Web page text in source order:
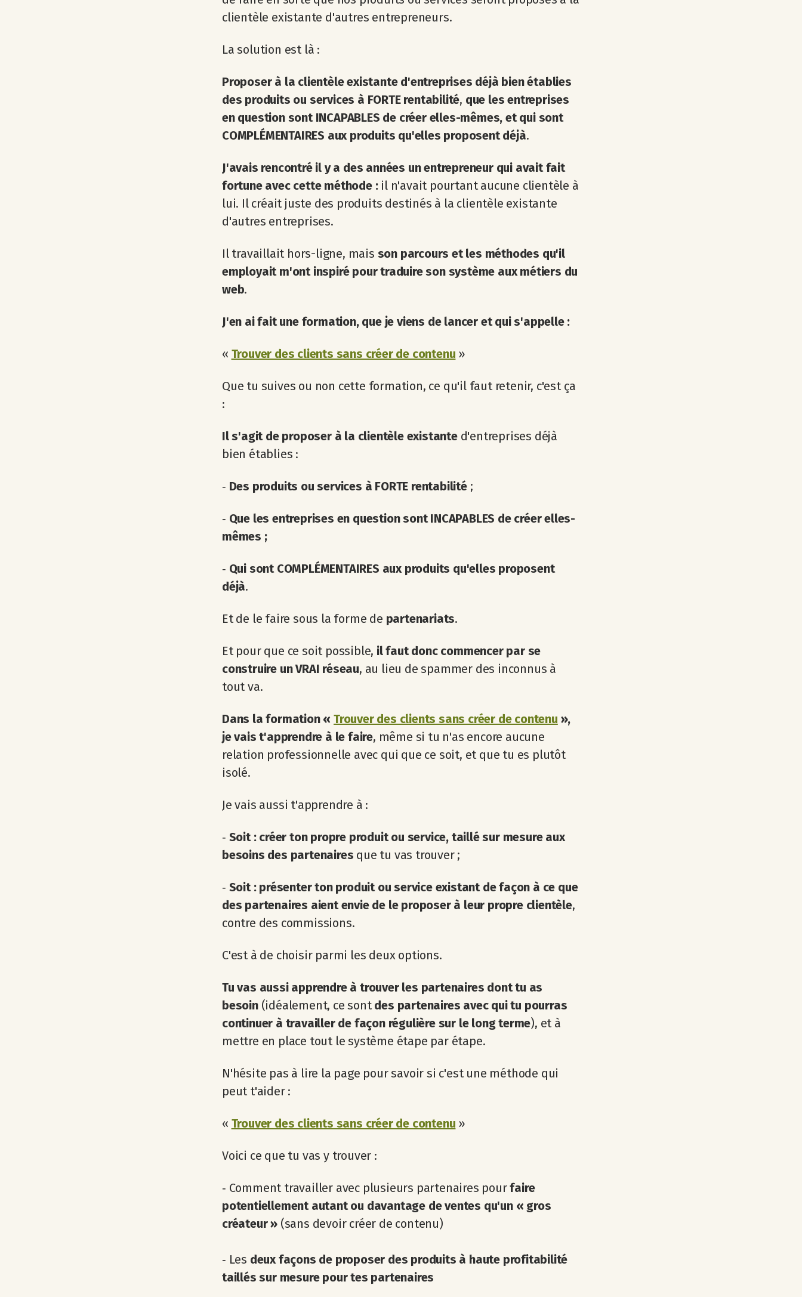
clientèle existante d'autres entrepreneurs.
La solution est là :
Proposer à la clientèle existante d'entreprises déjà bien établies
des produits ou services à FORTE rentabilité, que les entreprises
en question sont INCAPABLES de créer elles-mêmes, et qui sont
COMPLÉMENTAIRES aux produits qu'elles proposent déjà.
J'avais rencontré il y a des années un entrepreneur qui avait fait
fortune avec cette méthode :il n'avait pourtant aucune clientèle à
lui. Il créait juste des produits destinés à la clientèle existante
d'autres entreprises.
Il travaillait hors-ligne, mais son parcours et les méthodes qu'il
employait m'ont inspiré pour traduire son système aux métiers du
web.
J'en ai fait une formation, que je viens de lancer et qui s'appelle :
« Trouver des clients sans créer de contenu »
Que tu suives ou non cette formation, ce qu'il faut retenir, c'est ça
:
Il s'agit de proposer à la clientèle existanted'entreprises déjà
bien établies :
‐ Des produits ou services à FORTE rentabilité;
‐ Que les entreprises en question sont INCAPABLES de créer elles-
mêmes ;
‐ Qui sont COMPLÉMENTAIRES aux produits qu'elles proposent
déjà.
Et de le faire sous la forme de partenariats.
Et pour que ce soit possible, il faut donc commencer par se
construire un VRAI réseau, au lieu de spammer des inconnus à
tout va.
Dans la formation «Trouver des clients sans créer de contenu »,
je vais t'apprendre à le faire, même si tu n'as encore aucune
relation professionnelle avec qui que ce soit, et que tu es plutôt
isolé.
Je vais aussi t'apprendre à :
‐ Soit : créer ton propre produit ou service, taillé sur mesure aux
besoins des partenaires que tu vas trouver ;
‐ Soit : présenter ton produit ou service existant de façon à ce que
des partenaires aient envie de le proposer à leur propre clientèle,
contre des commissions.
C'est à de choisir parmi les deux options.
Tu vas aussi apprendre à trouver les partenaires dont tu as
besoin(idéalement, ce sont des partenaires avec qui tu pourras
continuer à travailler de façon régulière sur le long terme), et à
mettre en place tout le système étape par étape.
N'hésite pas à lire la page pour savoir si c'est une méthode qui
peut t'aider :
« Trouver des clients sans créer de contenu »
Voici ce que tu vas y trouver :
‐ Comment travailler avec plusieurs partenaires pourfaire
potentiellement autant ou davantage de ventes qu'un « gros
créateur » (sans devoir créer de contenu)
‐ Les deux façons de proposer des produits à haute profitabilité
taillés sur mesure pour tes partenaires